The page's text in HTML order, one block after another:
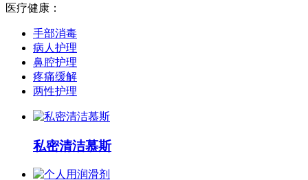
医疗健康：
手部消毒
病人护理
鼻腔护理
疼痛缓解
两性护理
私密清洁慕斯